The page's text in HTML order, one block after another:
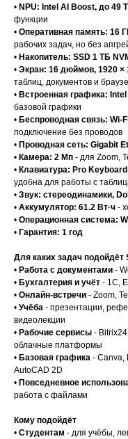
• NPU: Intel AI Boost, до 49
функции
• Оперативная память: 16
рабочих задач, но без
• Накопитель: SSD 1 ТБ
• Экран: 16 дюймов, 1920 ×
таблиц, документов и
• Встроенная графика:
базовой графики
• Беспроводная связь: Wi-
подключение без проводов
• Проводная сеть: Gigabit
• Камера: 2 Мп - для Zoom,
• Клавиатура: Pro
удобна для работы с
• Звук: стереодинамики,
• Аккумулятор: 61.2 Вт·ч -
• Операционная система:
• Гарантия: 1 год
Для каких задач подойдёт
• Работа с документами -
• Бухгалтерия и учёт - 1С,
• Онлайн-встречи - Zoom,
• Учёба - презентации,
видеолекции
• Рабочие сервисы -
облачные платформы
• Базовая графика - Canva,
AutoCAD 2D
• Повседневное
работа с файлами
Кому подойдёт
• Студентам - для учёбы,